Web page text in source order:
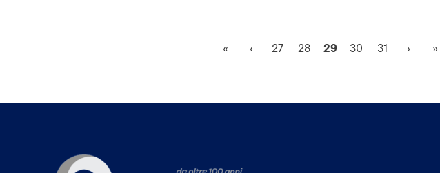
« ‹ 27 28 29 30 31 › »